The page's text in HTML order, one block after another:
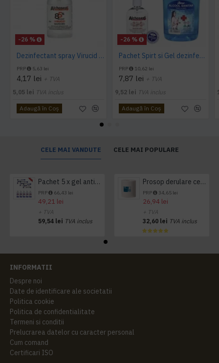
-26 %
Dezinfectant spray Virucid pentru maini si tegumente 40 ml Alchosept
PRP 5,63 lei
4,17 lei + TVA
5,05 lei TVA inclus
Adaugă în Coş
-26 %
Pachet Spirt si Gel dezinfectant Alchosept
PRP 10,62 lei
7,87 lei + TVA
9,52 lei TVA inclus
Adaugă în Coş
CELE MAI VANDUTE CELE MAI POPULARE
Pachet 5 x gel antibacterian 50ml si 3 x Servetele antibacteriene 48 buc Hygienium
PRP 66,43 lei
49,21 lei
+ TVA
59,54 lei TVA inclus
Prosop derulare centrala 1 pliu, 300 m Tork
PRP 34,65 lei
26,94 lei
+ TVA
32,60 lei TVA inclus
INFORMATII
Despre noi
Date de identificare ale societatii
Politica cookie
Politica de confidentialitate
Termeni si conditii
Prelucrarea datelor cu caracter personal
Cum comand
Certificari ISO